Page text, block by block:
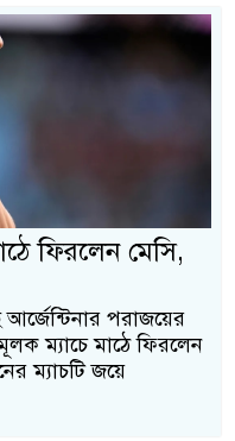
ফিরলেন মেসি,
পরাজয়ের
ম্যাচে মাঠে ফিরলেন
ম্যাচটি জয়ে